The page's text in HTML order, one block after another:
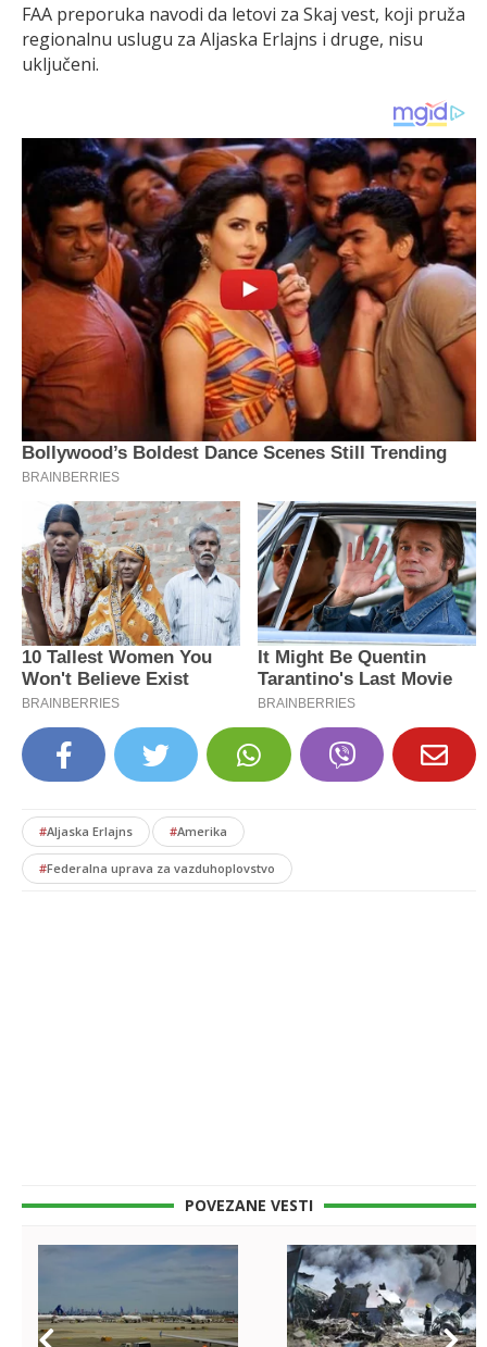
FAA preporuka navodi da letovi za Skaj vest, koji pruža
regionalnu uslugu za Aljaska Erlajns i druge, nisu
uključeni.
#Aljaska Erlajns #Amerika
#Federalna uprava za vazduhoplovstvo
POVEZANE VESTI